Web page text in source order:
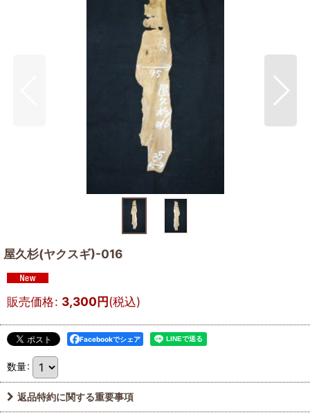
屋久杉(ヤクスギ)-016
販売価格: 3,300円(税込)
Facebookでシェア
数量:
返品特約に関する重要事項